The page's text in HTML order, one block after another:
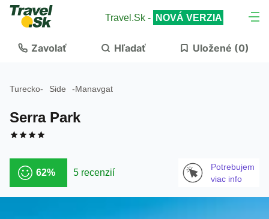
Travel.Sk - NOVÁ VERZIA
Zavolať Hľadať Uložené (0)
Turecko- Side -Manavgat
Serra Park
62% 5 recenzií
Potrebujem
viac info